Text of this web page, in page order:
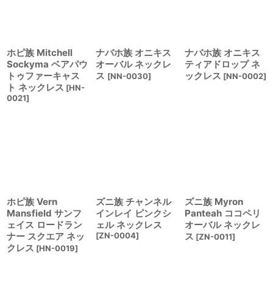
ホピ族 Mitchell
Sockyma ベアパウ
トゥファーキャス
ト ネックレス [HN-
0021]
ナバホ族 オニキス
オーバル ネックレ
ス [NN-0030]
ナバホ族 オニキス
ティアドロップ ネ
ックレス [NN-0002]
ホピ族 Vern
Mansfield サンフ
ェイス ロードラン
ナー スクエア ネッ
クレス [HN-0019]
ズニ族 チャンネル
インレイ ピンクシ
ェル ネックレス
[ZN-0004]
ズニ族 Myron
Panteah ココペリ
オーバル ネックレ
ス [ZN-0011]